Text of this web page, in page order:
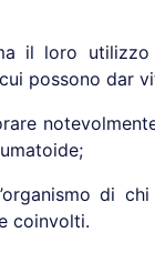
il loro utilizzo
possono dar
di
coinvolti.